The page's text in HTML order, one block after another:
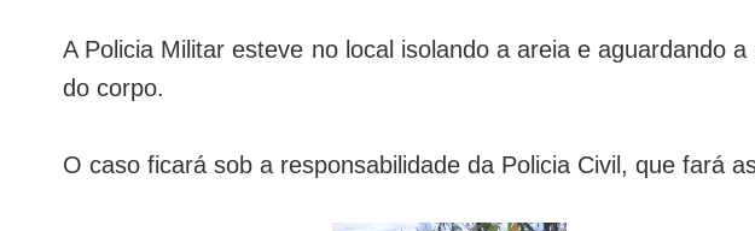
A Policia Militar esteve no local isolando a areia e aguardando
do corpo.
O caso ficará sob a responsabilidade da Policia Civil, que fará